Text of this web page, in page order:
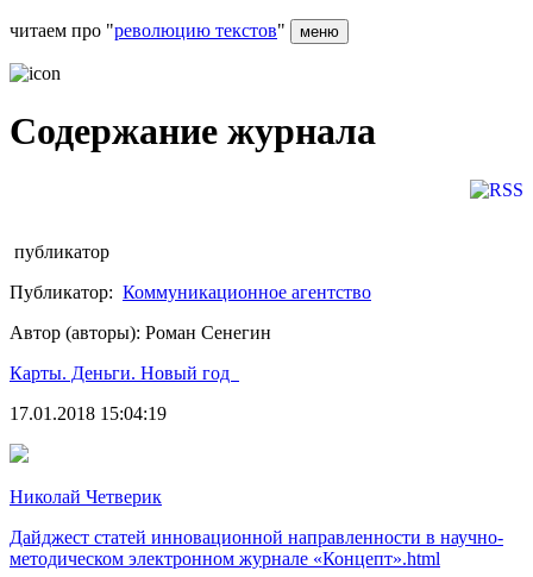
читаем про "революцию текстов" меню
Содержание журнала
публикатор
Публикатор: Коммуникационное агентство
Автор (авторы): Роман Сенегин
Карты. Деньги. Новый год
17.01.2018 15:04:19
Николай Четверик
Дайджест статей инновационной направленности в научно-
методическом электронном журнале «Концепт».html